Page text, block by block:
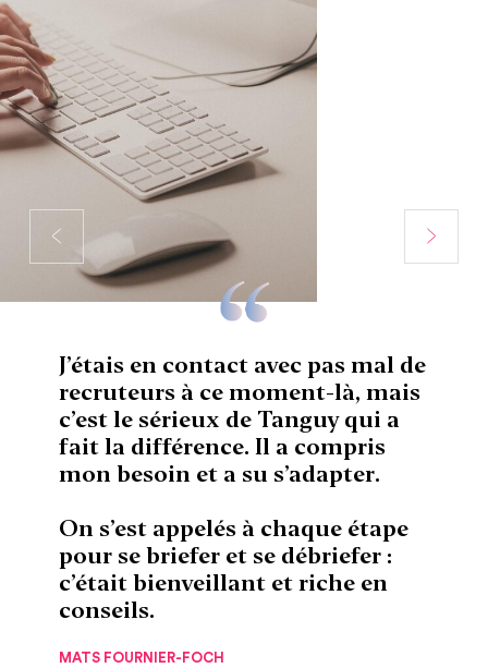
J’étais en contact avec pas mal de
recruteurs à ce moment-là, mais
c’est le sérieux de Tanguy qui a
fait la différence. Il a compris
mon besoin et a su s’adapter.
On s’est appelés à chaque étape
pour se briefer et se débriefer :
c’était bienveillant et riche en
conseils.
MATS FOURNIER-FOCH